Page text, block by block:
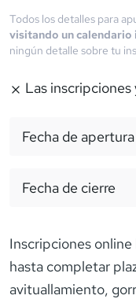
Todos los detalles para
visitando un
ningún detalle sobre tu
Las inscripciones
Fecha de apertura
Fecha de cierre
Inscripciones
hasta completar
avituallamiento,